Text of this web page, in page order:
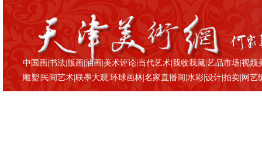
中国画 |书法 版画 |油画 |美术评论 当代艺术 |我收我藏 |艺品市场 |视频
雕塑 民间艺术 |联墨大观 |环球画林 |名家直播间 |水彩 |设计 |拍卖 网艺